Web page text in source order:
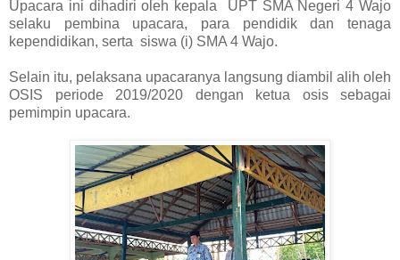
Upacara ini dihadiri oleh kepala UPT SMA Negeri 4 Wajo
selaku pembina upacara, para pendidik dan tenaga
kependidikan, serta siswa (i) SMA 4 Wajo.
Selain itu, pelaksana upacaranya langsung diambil alih oleh
OSIS periode 2019/2020 dengan ketua osis sebagai
pemimpin upacara.